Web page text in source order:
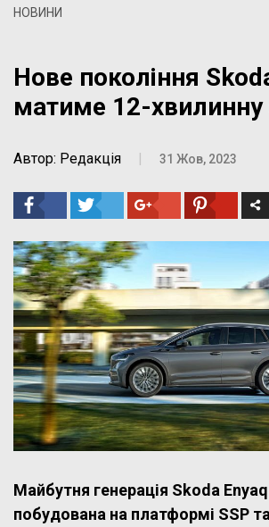
НОВИНИ
Нове покоління
матиме 12-хвилинну
Автор: Редакція | 31 Жов, 2023
Майбутня генерація Skoda
побудована на платформі SSP